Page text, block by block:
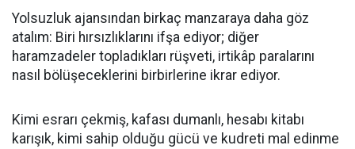
Yolsuzluk ajansından birkaç manzaraya daha göz
atalım: Biri hırsızlıklarını ifşa ediyor; diğer
haramzadeler topladıkları rüşveti, irtikâp paralarını
nasıl bölüşeceklerini birbirlerine ikrar ediyor.
Kimi esrarı çekmiş, kafası dumanlı, hesabı kitabı
karışık, kimi sahip olduğu gücü ve kudreti mal edinme